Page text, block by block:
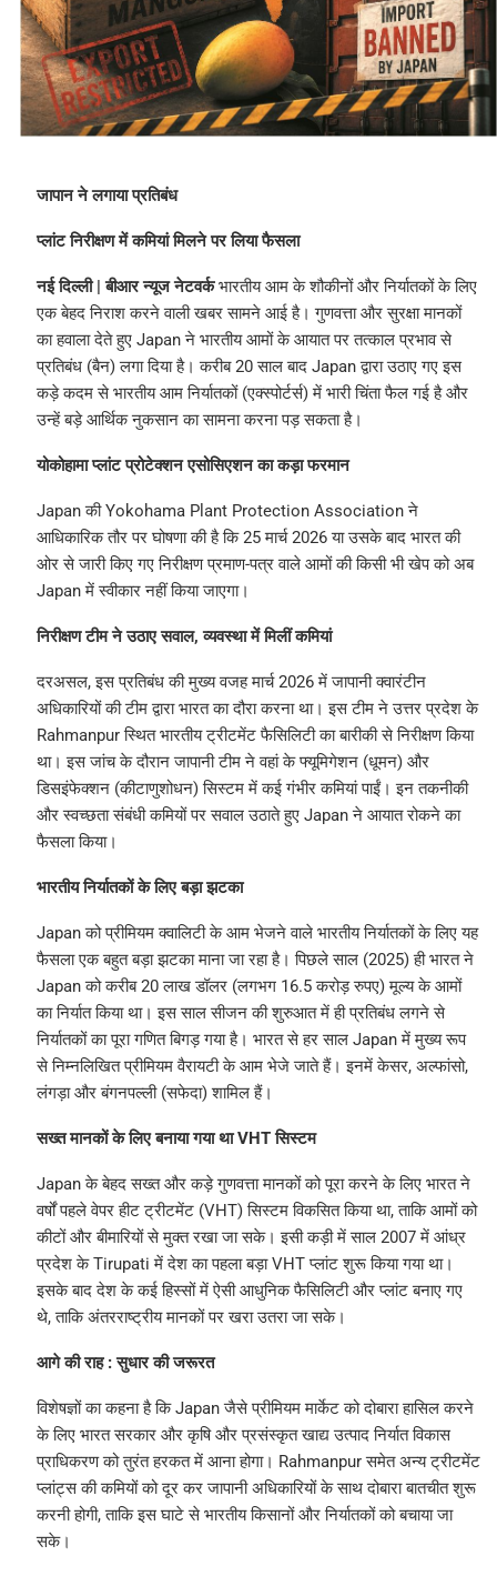
जापान ने लगाया प्रतिबंध
प्लांट निरीक्षण में कमियां मिलने पर लिया फैसला
नई दिल्ली | बीआर न्यूज नेटवर्कभारतीय आम के शौकीनों और निर्यातकों के लिए
एक बेहद निराश करने वाली खबर सामने आई है। गुणवत्ता और सुरक्षा मानकों
का हवाला देते हुए Japan ने भारतीय आमों के आयात पर तत्काल प्रभाव से
प्रतिबंध (बैन) लगा दिया है। करीब 20 साल बाद Japan द्वारा उठाए गए इस
कड़े कदम से भारतीय आम निर्यातकों (एक्स्पोर्टर्स) में भारी चिंता फैल गई है और
उन्हें बड़े आर्थिक नुकसान का सामना करना पड़ सकता है।
योकोहामा प्लांट प्रोटेक्शन एसोसिएशन का कड़ा फरमान
Japan की Yokohama Plant Protection Association ने
आधिकारिक तौर पर घोषणा की है कि 25 मार्च 2026 या उसके बाद भारत की
ओर से जारी किए गए निरीक्षण प्रमाण-पत्र वाले आमों की किसी भी खेप को अब
Japan में स्वीकार नहीं किया जाएगा।
निरीक्षण टीम ने उठाए सवाल, व्यवस्था में मिलीं कमियां
दरअसल, इस प्रतिबंध की मुख्य वजह मार्च 2026 में जापानी क्वारंटीन
अधिकारियों की टीम द्वारा भारत का दौरा करना था। इस टीम ने उत्तर प्रदेश के
Rahmanpur स्थित भारतीय ट्रीटमेंट फैसिलिटी का बारीकी से निरीक्षण किया
था। इस जांच के दौरान जापानी टीम ने वहां के फ्यूमिगेशन (धूमन) और
डिसइंफेक्शन (कीटाणुशोधन) सिस्टम में कई गंभीर कमियां पाईं। इन तकनीकी
और स्वच्छता संबंधी कमियों पर सवाल उठाते हुए Japan ने आयात रोकने का
फैसला किया।
भारतीय निर्यातकों के लिए बड़ा झटका
Japan को प्रीमियम क्वालिटी के आम भेजने वाले भारतीय निर्यातकों के लिए यह
फैसला एक बहुत बड़ा झटका माना जा रहा है। पिछले साल (2025) ही भारत ने
Japan को करीब 20 लाख डॉलर (लगभग 16.5 करोड़ रुपए) मूल्य के आमों
का निर्यात किया था। इस साल सीजन की शुरुआत में ही प्रतिबंध लगने से
निर्यातकों का पूरा गणित बिगड़ गया है। भारत से हर साल Japan में मुख्य रूप
से निम्नलिखित प्रीमियम वैरायटी के आम भेजे जाते हैं। इनमें केसर, अल्फांसो,
लंगड़ा और बंगनपल्ली (सफेदा) शामिल हैं।
सख्त मानकों के लिए बनाया गया था VHT सिस्टम
Japan के बेहद सख्त और कड़े गुणवत्ता मानकों को पूरा करने के लिए भारत ने
वर्षों पहले वेपर हीट ट्रीटमेंट (VHT) सिस्टम विकसित किया था, ताकि आमों को
कीटों और बीमारियों से मुक्त रखा जा सके। इसी कड़ी में साल 2007 में आंध्र
प्रदेश के Tirupati में देश का पहला बड़ा VHT प्लांट शुरू किया गया था।
इसके बाद देश के कई हिस्सों में ऐसी आधुनिक फैसिलिटी और प्लांट बनाए गए
थे, ताकि अंतरराष्ट्रीय मानकों पर खरा उतरा जा सके।
आगे की राह : सुधार की जरूरत
विशेषज्ञों का कहना है कि Japan जैसे प्रीमियम मार्केट को दोबारा हासिल करने
के लिए भारत सरकार और कृषि और प्रसंस्कृत खाद्य उत्पाद निर्यात विकास
प्राधिकरण को तुरंत हरकत में आना होगा। Rahmanpur समेत अन्य ट्रीटमेंट
प्लांट्स की कमियों को दूर कर जापानी अधिकारियों के साथ दोबारा बातचीत शुरू
करनी होगी, ताकि इस घाटे से भारतीय किसानों और निर्यातकों को बचाया जा
सके।